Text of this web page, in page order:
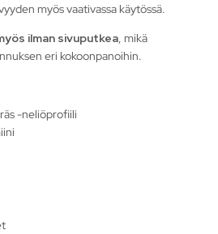
myös vaativassa käytössä.
ilman sivuputkea, mikä
eri kokoonpanoihin.
-neliöprofiili